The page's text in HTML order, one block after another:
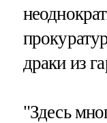
драки из
"Здесь